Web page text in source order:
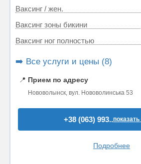
Ваксинг / жен.
Ваксинг зоны бикини
Ваксинг ног полностью
➡️ Все услуги и цены (8)
📍 Прием по адресу
Нововолынск, вул. Нововолинська 53
+38 (063) 993..
Подробнее